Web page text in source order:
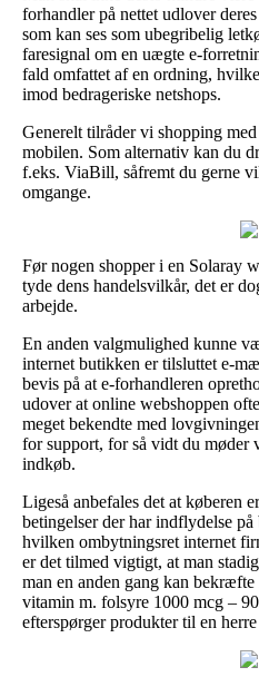
forhandler på nettet udlover
som kan ses som ubegribelig
faresignal om en uægte e-
fald omfattet af en ordning,
imod bedrageriske netshops.
Generelt tilråder vi shopping
mobilen. Som alternativ kan du
f.eks. ViaBill, såfremt du gerne
omgange.
Før nogen shopper i en Solaray
tyde dens handelsvilkår, det er
arbejde.
En anden valgmulighed kunne
internet butikken er tilsluttet e-
bevis på at e-forhandleren
udover at online webshoppen
meget bekendte med
for support, for så vidt du møder
indkøb.
Ligeså anbefales det at køberen
betingelser der har indflydelse
hvilken ombytningsret internet
er det tilmed vigtigt, at man
man en anden gang kan
vitamin m. folsyre 1000 mcg –
efterspørger produkter til en